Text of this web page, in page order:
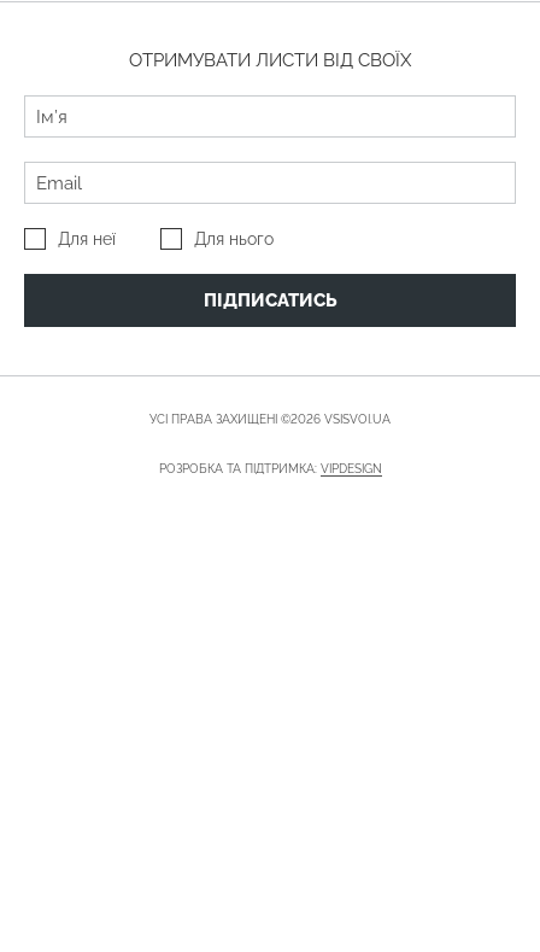
ОТРИМУВАТИ ЛИСТИ ВІД СВОЇХ
Для неї Для нього
ПІДПИСАТИСЬ
УСІ ПРАВА ЗАХИЩЕНІ ©2026 VSISVOI.UA
РОЗРОБКА ТА ПІДТРИМКА: VIPDESIGN